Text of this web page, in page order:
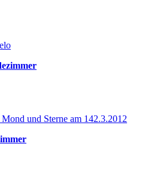
und Sterne am 142.3.2012